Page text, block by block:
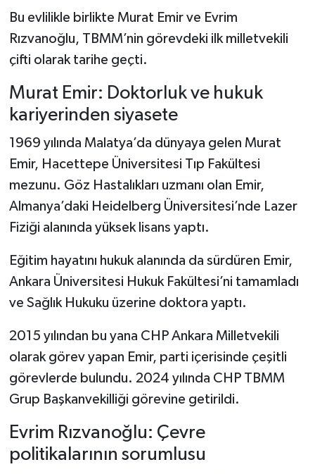
Bu evlilikle birlikte Murat Emir ve Evrim
Rızvanoğlu, TBMM’nin görevdeki ilk milletvekili
çifti olarak tarihe geçti.
Murat Emir: Doktorluk ve hukuk
kariyerinden siyasete
1969 yılında Malatya’da dünyaya gelen Murat
Emir, Hacettepe Üniversitesi Tıp Fakültesi
mezunu. Göz Hastalıkları uzmanı olan Emir,
Almanya’daki Heidelberg Üniversitesi’nde Lazer
Fiziği alanında yüksek lisans yaptı.
Eğitim hayatını hukuk alanında da sürdüren Emir,
Ankara Üniversitesi Hukuk Fakültesi’ni tamamladı
ve Sağlık Hukuku üzerine doktora yaptı.
2015 yılından bu yana CHP Ankara Milletvekili
olarak görev yapan Emir, parti içerisinde çeşitli
görevlerde bulundu. 2024 yılında CHP TBMM
Grup Başkanvekilliği görevine getirildi.
Evrim Rızvanoğlu: Çevre
politikalarının sorumlusu